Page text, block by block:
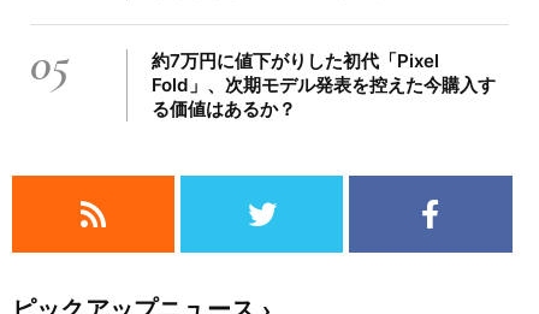
05
約7万円に値下がりした初代「Pixel
Fold」、次期モデル発表を控えた今購入す
る価値はあるか？